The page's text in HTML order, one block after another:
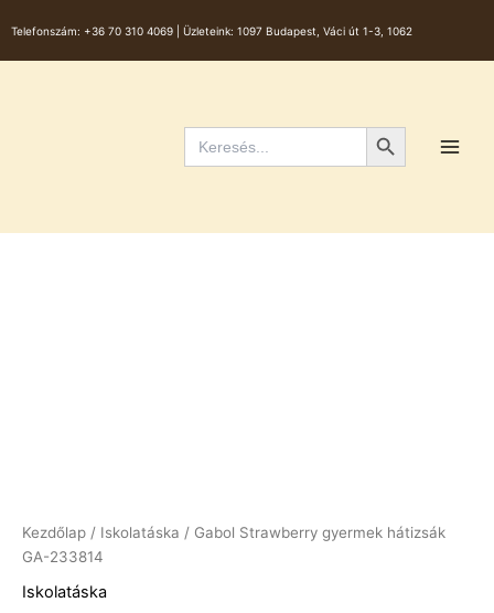
to
content
Telefonszám: +36 70 310 4069 | Üzleteink: 1097 Budapest, Váci út 1-3, 1062
Search
for:
Search Button
Kezdőlap / Iskolatáska / Gabol Strawberry gyermek hátizsák
GA-233814
Iskolatáska